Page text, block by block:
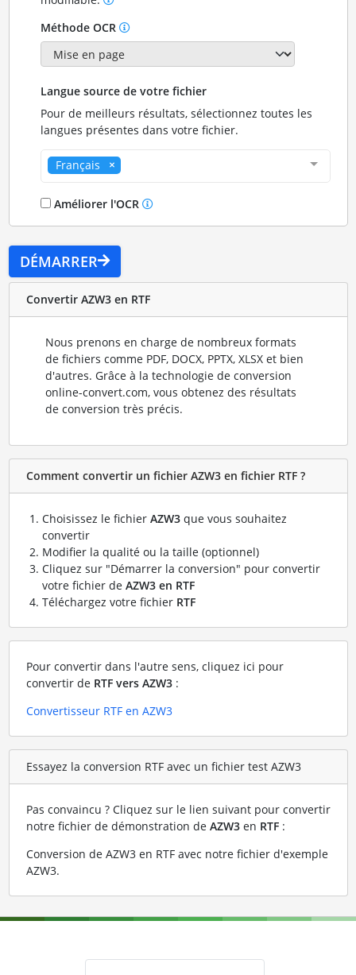
Méthode OCR
Langue source de votre fichier
Pour de meilleurs résultats, sélectionnez toutes les
langues présentes dans votre fichier.
Français
Améliorer l'OCR
DÉMARRER
Convertir AZW3 en RTF
Nous prenons en charge de nombreux formats
de fichiers comme PDF, DOCX, PPTX, XLSX et bien
d'autres. Grâce à la technologie de conversion
online-convert.com, vous obtenez des résultats
de conversion très précis.
Comment convertir un fichier AZW3 en fichier RTF ?
Choisissez le fichier AZW3que vous souhaitez
convertir
Modifier la qualité ou la taille (optionnel)
Cliquez sur "Démarrer la conversion" pour convertir
votre fichier de AZW3 en RTF
Téléchargez votre fichier RTF
Pour convertir dans l'autre sens, cliquez ici pour
convertir de RTF vers AZW3:
Convertisseur RTF en AZW3
Essayez la conversion RTF avec un fichier test AZW3
Pas convaincu ? Cliquez sur le lien suivant pour convertir
notre fichier de démonstration de AZW3en RTF:
Conversion de AZW3 en RTF avec notre fichier d'exemple
AZW3.